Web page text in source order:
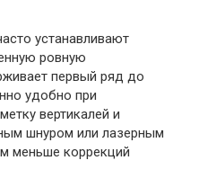
устанавливают
ровную
первый ряд до
удобно при
вертикалей и
шнуром или лазерным
меньше коррекций